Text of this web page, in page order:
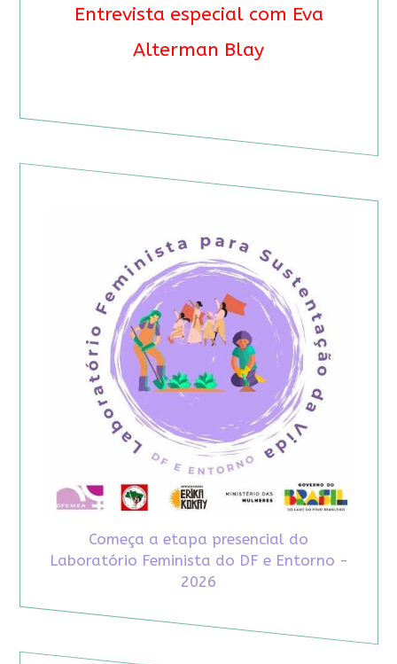
Entrevista especial com Eva
Alterman Blay
Começa a etapa presencial do
Laboratório Feminista do DF e Entorno -
2026